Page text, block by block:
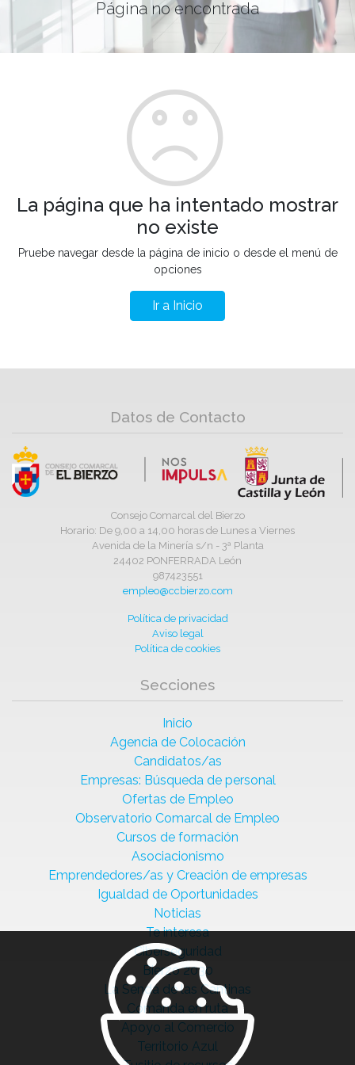
Página no encontrada
La página que ha intentado mostrar
no existe
Pruebe navegar desde la página de inicio o desde el menú de
opciones
Ir a Inicio
Datos de Contacto
Consejo Comarcal del Bierzo
Horario: De 9,00 a 14,00 horas de Lunes a Viernes
Avenida de la Minería s/n - 3ª Planta
24402 PONFERRADA León
987423551
empleo@ccbierzo.com
Política de privacidad
Aviso legal
Política de cookies
Secciones
Inicio
Agencia de Colocación
Candidatos/as
Empresas: Búsqueda de personal
Ofertas de Empleo
Observatorio Comarcal de Empleo
Cursos de formación
Asociacionismo
Emprendedores/as y Creación de empresas
Igualdad de Oportunidades
Noticias
Te interesa
Ciberseguridad
Bierzo 2030
La Senda de las Cantinas
Comanda en ruta
Apoyo al Comercio
Territorio Azul